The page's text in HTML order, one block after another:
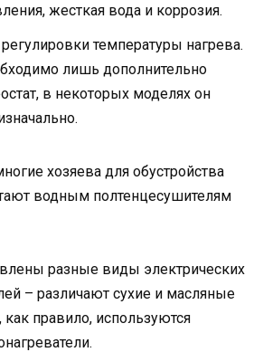
жесткая вода и коррозия.
температуры нагрева.
лишь дополнительно
в некоторых моделях он
хозяева для обустройства
водным полтенцесушителям
разные виды электрических
– различают сухие и масляные
правило, используются